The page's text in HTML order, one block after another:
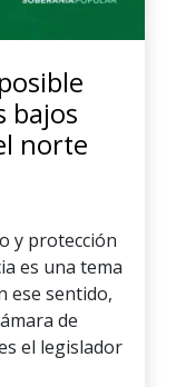
bajos
norte
y protección
es una tema
ese sentido,
de
el legislador